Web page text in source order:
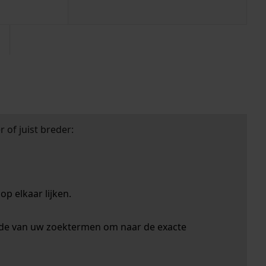
of juist breder:
elkaar lijken.
van uw zoektermen om naar de exacte